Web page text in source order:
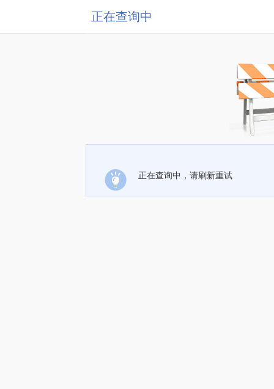
正在查询中
正在查询中，请刷新重试